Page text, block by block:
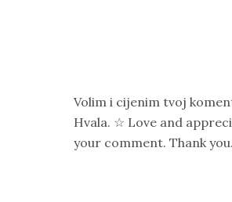
Volim i cijenim tvoj
Hvala. ☆ Love and
your comment. Thank you.